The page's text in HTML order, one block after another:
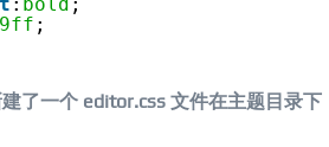
;
了一个 editor.css 文件在主题目录下